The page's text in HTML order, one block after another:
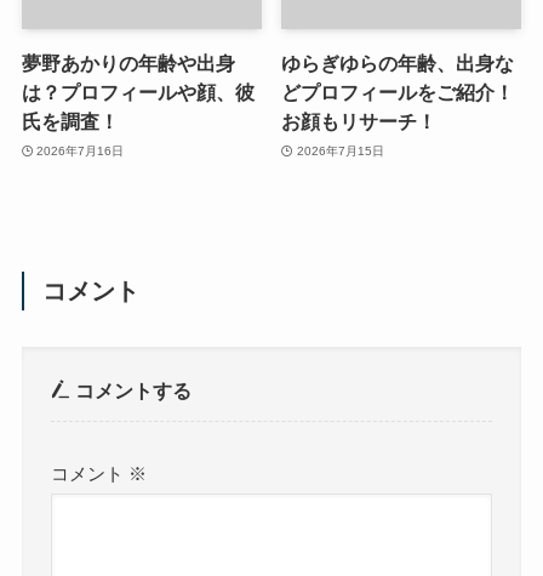
夢野あかりの年齢や出身
は？プロフィールや顔、彼
氏を調査！
2026年7月16日
ゆらぎゆらの年齢、出身な
どプロフィールをご紹介！
お顔もリサーチ！
2026年7月15日
コメント
コメントする
コメント ※